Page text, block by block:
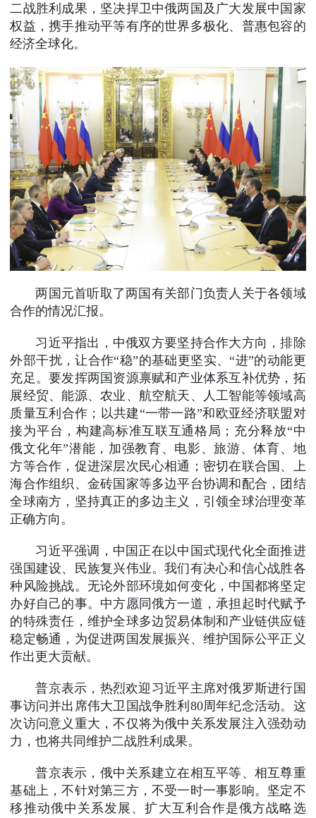
二战胜利成果，坚决捍卫中俄两国及广大发展中国家
权益，携手推动平等有序的世界多极化、普惠包容的
经济全球化。
两国元首听取了两国有关部门负责人关于各领域
合作的情况汇报。
习近平指出，中俄双方要坚持合作大方向，排除
外部干扰，让合作“稳”的基础更坚实、“进”的动能更
充足。要发挥两国资源禀赋和产业体系互补优势，拓
展经贸、能源、农业、航空航天、人工智能等领域高
质量互利合作；以共建“一带一路”和欧亚经济联盟对
接为平台，构建高标准互联互通格局；充分释放“中
俄文化年”潜能，加强教育、电影、旅游、体育、地
方等合作，促进深层次民心相通；密切在联合国、上
海合作组织、金砖国家等多边平台协调和配合，团结
全球南方，坚持真正的多边主义，引领全球治理变革
正确方向。
习近平强调，中国正在以中国式现代化全面推进
强国建设、民族复兴伟业。我们有决心和信心战胜各
种风险挑战。无论外部环境如何变化，中国都将坚定
办好自己的事。中方愿同俄方一道，承担起时代赋予
的特殊责任，维护全球多边贸易体制和产业链供应链
稳定畅通，为促进两国发展振兴、维护国际公平正义
作出更大贡献。
普京表示，热烈欢迎习近平主席对俄罗斯进行国
事访问并出席伟大卫国战争胜利80周年纪念活动。这
次访问意义重大，不仅将为俄中关系发展注入强劲动
力，也将共同维护二战胜利成果。
普京表示，俄中关系建立在相互平等、相互尊重
基础上，不针对第三方，不受一时一事影响。坚定不
移推动俄中关系发展、扩大互利合作是俄方战略选